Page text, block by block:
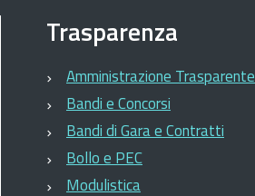
Trasparenza
Amministrazione Trasparente
Bandi e Concorsi
Bandi di Gara e Contratti
Bollo e PEC
Modulistica